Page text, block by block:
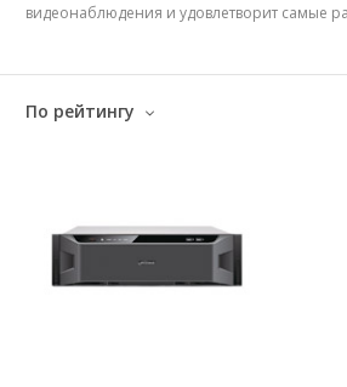
видеонаблюдения и удовлетворит самые
По рейтингу